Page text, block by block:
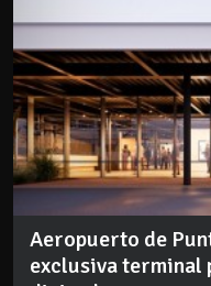
Aeropuerto de
exclusiva terminal